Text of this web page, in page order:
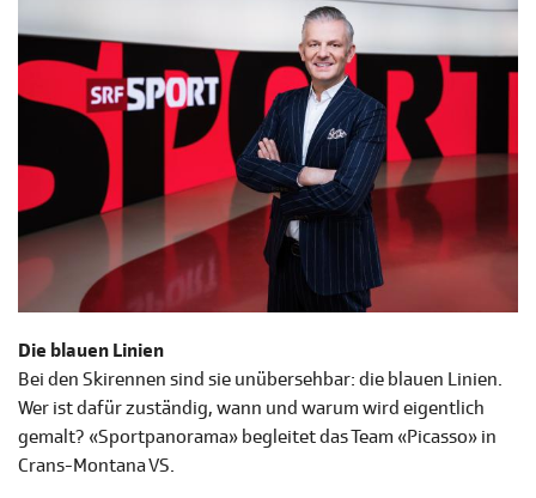
Die blauen Linien
Bei den Skirennen sind sie unübersehbar: die blauen Linien.
Wer ist dafür zuständig, wann und warum wird eigentlich
gemalt? «Sportpanorama» begleitet das Team «Picasso» in
Crans-Montana VS.